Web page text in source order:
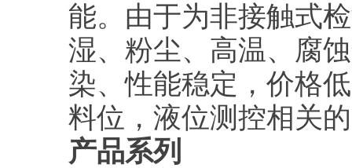
能。由于为非接触式
湿、粉尘、高温、腐
染、性能稳定，价格
料位，液位测控相关
产品系列